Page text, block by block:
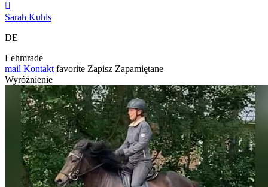

Sarah Kuhls
DE
Lehmrade
mail Kontakt favorite Zapisz Zapamiętane
Wyróżnienie